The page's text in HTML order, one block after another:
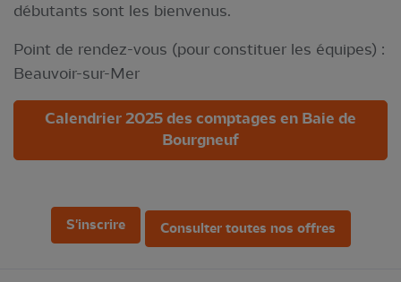
débutants sont les bienvenus.
Point de rendez-vous (pour constituer les équipes) :
Beauvoir-sur-Mer
Calendrier 2025 des comptages en Baie de
Bourgneuf
S'inscrire Consulter toutes nos offres